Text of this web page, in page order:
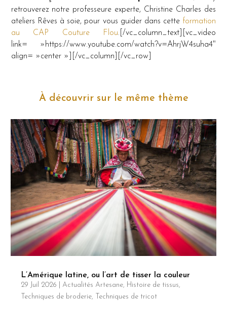
retrouverez notre professeure experte, Christine Charles des
ateliers Rêves à soie, pour vous guider dans cetteformation
au CAP Couture Flou.[/vc_column_text][vc_video
link= »https://www.youtube.com/watch?v=AhrjW4suha4″
align= »center »][/vc_column][/vc_row]
À découvrir sur le même thème
L’Amérique latine, ou l’art de tisser la couleur
29 Juil 2026 Actualités Artesane, Histoire de tissus,
Techniques de broderie, Techniques de tricot